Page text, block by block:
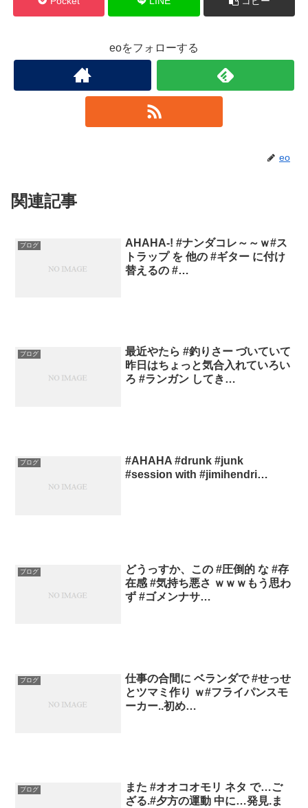
eoをフォローする
eo
関連記事
ブログ
AHAHA-! #ナンダコレ～～ｗ#ス
トラップ を 他の #ギター に付け
替えるの #…
ブログ
最近やたら #釣りさー づいていて
昨日はちょっと気合入れていろい
ろ #ランガン してき…
ブログ
#AHAHA #drunk #junk
#session with #jimihendri…
ブログ
どうっすか、この #圧倒的 な #存
在感 #気持ち悪さ ｗｗｗもう思わ
ず #ゴメンナサ…
ブログ
仕事の合間に ベランダで #せっせ
とツマミ作り ｗ#フライパンスモ
ーカー..初め…
ブログ
また #オオコオモリ ネタ で…ご
ざる.#夕方の運動 中に…発見.ま